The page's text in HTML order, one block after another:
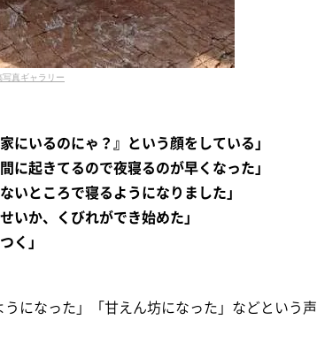
真ギャラリー
にいるのにゃ？』という顔をしている」
に起きてるので夜寝るのが早くなった」
いところで寝るようになりました」
いか、くびれができ始めた」
く」
になった」「甘えん坊になった」などという声